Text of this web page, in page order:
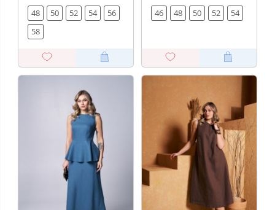
48
50 52 54
56
58
46
48 50 52 54